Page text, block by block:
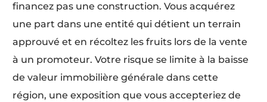
financez pas une construction. Vous acquérez
une part dans une entité qui détient un terrain
approuvé et en récoltez les fruits lors de la vente
à un promoteur. Votre risque se limite à la baisse
de valeur immobilière générale dans cette
région, une exposition que vous accepteriez de